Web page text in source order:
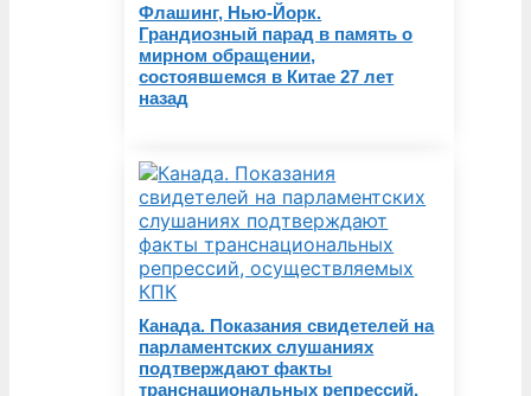
Флашинг, Нью-Йорк.
Грандиозный парад в память о
мирном обращении,
состоявшемся в Китае 27 лет
назад
Канада. Показания свидетелей на
парламентских слушаниях
подтверждают факты
транснациональных репрессий,